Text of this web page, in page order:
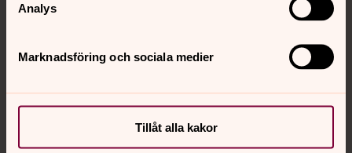
Analys
Marknadsföring och sociala medier
Tillåt alla kakor
Lena Lindgren